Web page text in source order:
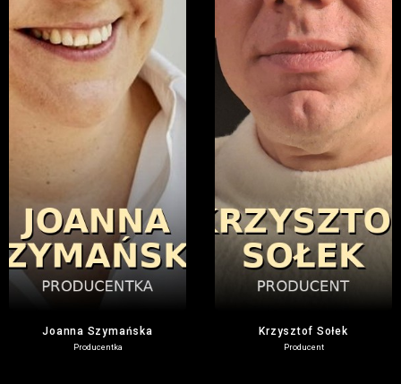
Joanna Szymańska
Producentka
Krzysztof Sołek
Producent